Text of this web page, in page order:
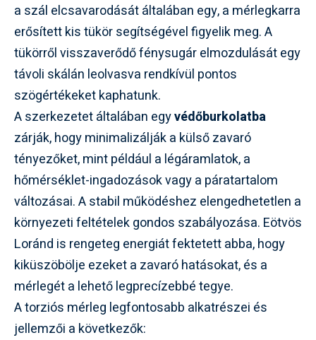
a szál elcsavarodását általában egy, a mérlegkarra
erősített kis tükör segítségével figyelik meg. A
tükörről visszaverődő fénysugár elmozdulását egy
távoli skálán leolvasva rendkívül pontos
szögértékeket kaphatunk.
A szerkezetet általában egyvédőburkolatba
zárják, hogy minimalizálják a külső zavaró
tényezőket, mint például a légáramlatok, a
hőmérséklet-ingadozások vagy a páratartalom
változásai. A stabil működéshez elengedhetetlen a
környezeti feltételek gondos szabályozása. Eötvös
Loránd is rengeteg energiát fektetett abba, hogy
kiküszöbölje ezeket a zavaró hatásokat, és a
mérlegét a lehető legprecízebbé tegye.
A torziós mérleg legfontosabb alkatrészei és
jellemzői a következők: